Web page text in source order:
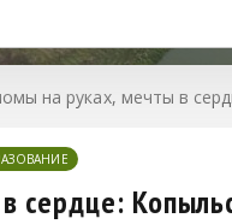
на руках, мечты в
сердце: